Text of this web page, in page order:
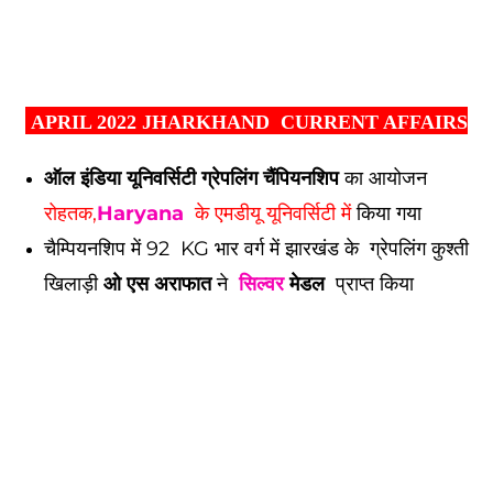
APRIL 2022 JHARKHAND CURRENT AFFAIRS
ऑल इंडिया यूनिवर्सिटी ग्रेपलिंग चैंपियनशिपका आयोजन
रोहतक,Haryana के एमडीयू यूनिवर्सिटी मेंकिया गया
चैम्पियनशिप में 92 KG भार वर्ग में झारखंड के ग्रेपलिंग कुश्ती
खिलाड़ीओ एस अराफातनेसिल्वरमेडलप्राप्त किया